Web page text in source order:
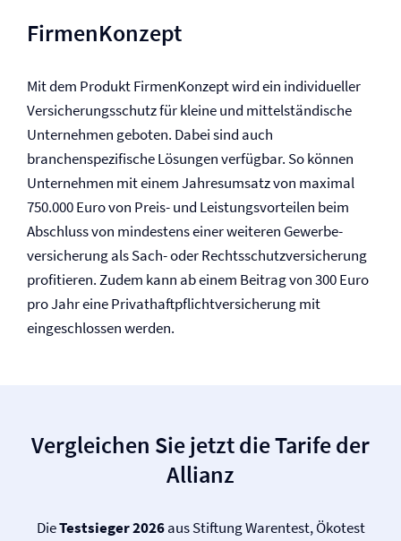
FirmenKonzept
Mit dem Produkt FirmenKonzept wird ein individueller
Versicherungsschutz für kleine und mittelständische
Unternehmen geboten. Dabei sind auch
branchenspezifische Lösungen verfügbar. So können
Unternehmen mit einem Jahresumsatz von maximal
750.000 Euro von Preis- und Leistungsvorteilen beim
Abschluss von mindestens einer weiteren Gewerbe­
versicherung als Sach- oder Rechtsschutz­versicherung
profitieren. Zudem kann ab einem Beitrag von 300 Euro
pro Jahr eine Privat­haftpflicht­versicherung mit
eingeschlossen werden.
Vergleichen Sie jetzt die Tarife der
Allianz
DieTestsieger 2026aus Stiftung Warentest, Ökotest